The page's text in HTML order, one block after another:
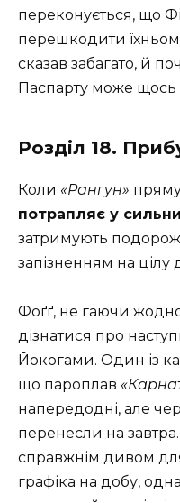
переконується, що
перешкодити
сказав забагато, й
Паспарту може щось
Розділ 18.
Коли «Рангун»
потрапляє у
затримують
запізненням на цілу
Фоґґ, не гаючи
дізнатися про
Йокогами. Один із
що пароплав
напередодні, але
перенесли на
справжнім дивом для
графіка на добу,